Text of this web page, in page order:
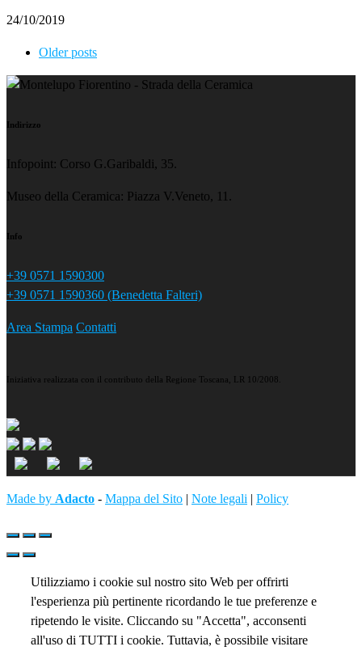
24/10/2019
Older posts
Indirizzo
Infopoint: Corso G.Garibaldi, 35.
Museo della Ceramica: Piazza V.Veneto, 11.
Info
+39 0571 1590300
+39 0571 1590360 (Benedetta Falteri)
Area Stampa Contatti
Iniziativa realizzata con il contributo della Regione Toscana, LR 10/2008.
Made by Adacto - Mappa del Sito | Note legali | Policy
Utilizziamo i cookie sul nostro sito Web per offrirti
l'esperienza più pertinente ricordando le tue preferenze e
ripetendo le visite. Cliccando su "Accetta", acconsenti
all'uso di TUTTI i cookie. Tuttavia, è possibile visitare